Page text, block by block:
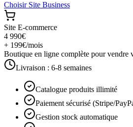
Choisir Site Business
Site E-commerce
4 990€
+ 199€/mois
Boutique en ligne complète pour vendre
Livraison : 6-8 semaines
Catalogue produits illimité
Paiement sécurisé (Stripe/
Gestion stock automatique